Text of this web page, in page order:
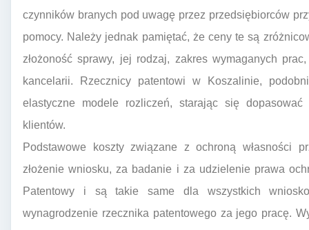
czynników branych pod uwagę przez przedsiębiorców
pomocy. Należy jednak pamiętać, że ceny te są
złożoność sprawy, jej rodzaj, zakres wymaganych
kancelarii. Rzecznicy patentowi w Koszalinie,
elastyczne modele rozliczeń, starając się
klientów.
Podstawowe koszty związane z ochroną własności
złożenie wniosku, za badanie i za udzielenie prawa
Patentowy i są takie same dla wszystkich
wynagrodzenie rzecznika patentowego za jego pracę.